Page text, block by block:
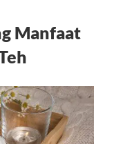
Manfaat